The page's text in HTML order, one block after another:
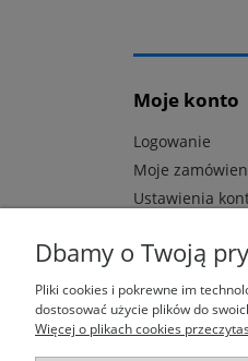
Moje konto
Logowanie
Moje
Ustawienia
Dbamy o Twoją
Pliki cookies i pokrewne im
dostosować użycie plików do
Więcej o plikach cookies